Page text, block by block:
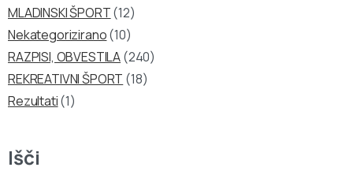
MLADINSKI ŠPORT(12)
Nekategorizirano(10)
RAZPISI, OBVESTILA(240)
REKREATIVNI ŠPORT (18)
Rezultati(1)
Išči